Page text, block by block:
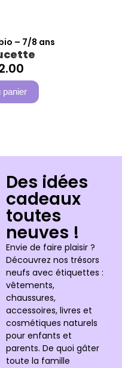
– 7/8 ans
panier
Des idées
cadeaux
toutes
neuves !
Envie de faire plaisir ?
Découvrez nos trésors
neufs avec étiquettes :
vêtements,
chaussures,
accessoires, livres et
cosmétiques naturels
pour enfants et
parents. De quoi gâter
toute la famille